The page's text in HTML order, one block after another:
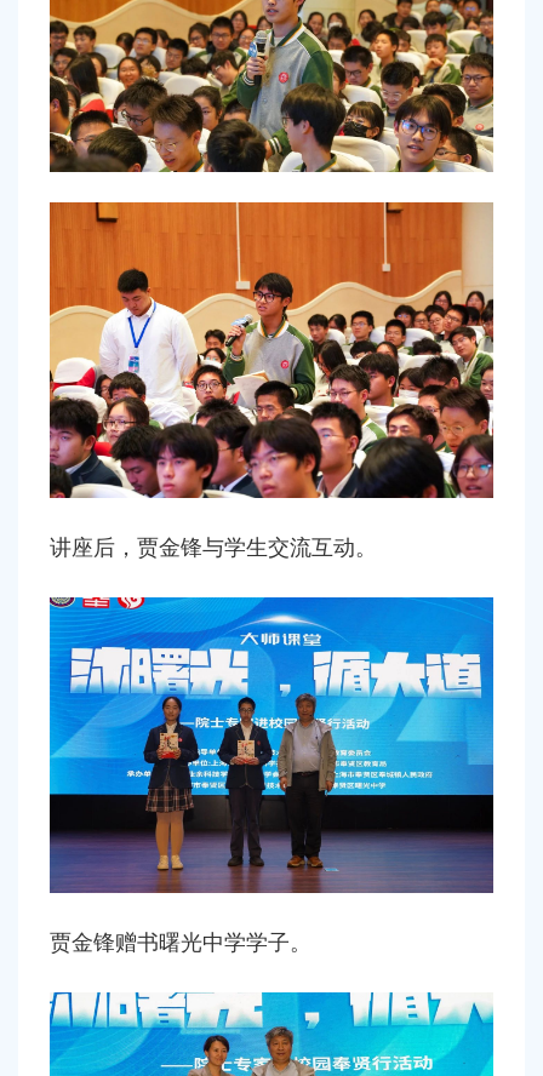
讲座后，贾金锋与学生交流互动。
贾金锋赠书曙光中学学子。